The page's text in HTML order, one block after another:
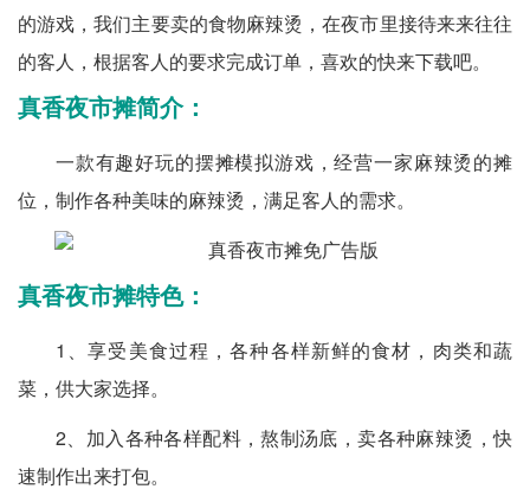
的游戏，我们主要卖的食物麻辣烫，在夜市里接待来来往往
的客人，根据客人的要求完成订单，喜欢的快来下载吧。
真香夜市摊简介：
一款有趣好玩的摆摊模拟游戏，经营一家麻辣烫的摊
位，制作各种美味的麻辣烫，满足客人的需求。
真香夜市摊特色：
1、享受美食过程，各种各样新鲜的食材，肉类和蔬
菜，供大家选择。
2、加入各种各样配料，熬制汤底，卖各种麻辣烫，快
速制作出来打包。